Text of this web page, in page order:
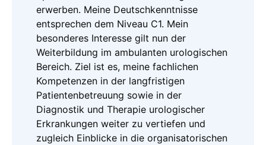
erwerben. Meine Deutschkenntnisse
entsprechen dem Niveau C1. Mein
besonderes Interesse gilt nun der
Weiterbildung im ambulanten urologischen
Bereich. Ziel ist es, meine fachlichen
Kompetenzen in der langfristigen
Patientenbetreuung sowie in der
Diagnostik und Therapie urologischer
Erkrankungen weiter zu vertiefen und
zugleich Einblicke in die organisatorischen